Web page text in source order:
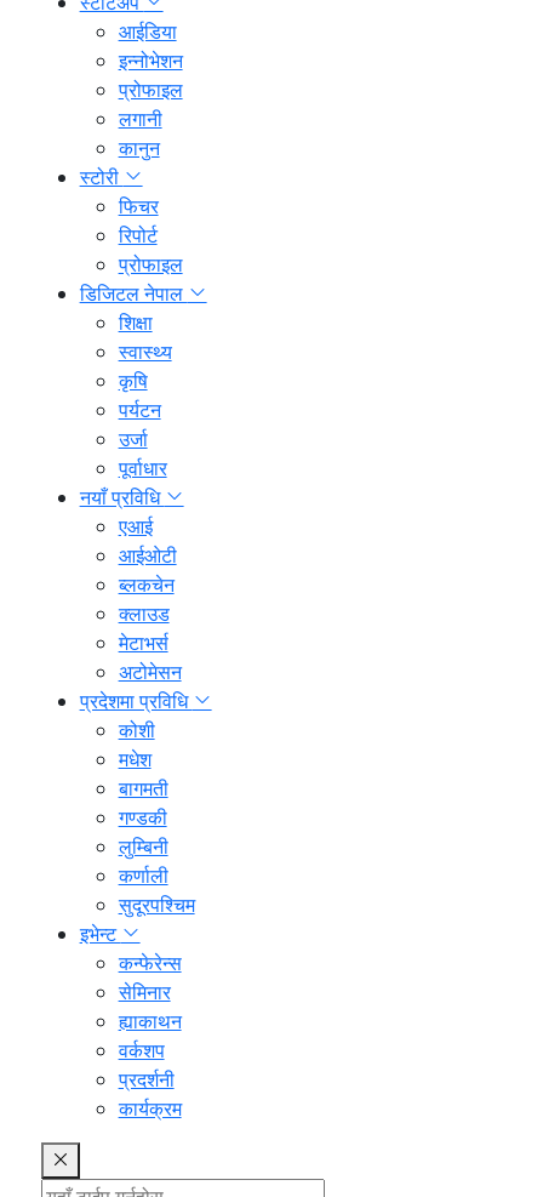
आईडिया
इन्नोभेशन
प्रोफाइल
लगानी
कानुन
स्टोरी
फिचर
रिपोर्ट
प्रोफाइल
डिजिटल नेपाल
शिक्षा
स्वास्थ्य
कृषि
पर्यटन
उर्जा
पूर्वाधार
नयाँ प्रविधि
एआई
आईओटी
ब्लकचेन
क्लाउड
मेटाभर्स
अटोमेसन
प्रदेशमा प्रविधि
कोशी
मधेश
बागमती
गण्डकी
लुम्बिनी
कर्णाली
सुदूरपश्चिम
इभेन्ट
कन्फेरेन्स
सेमिनार
ह्याकाथन
वर्कशप
प्रदर्शनी
कार्यक्रम